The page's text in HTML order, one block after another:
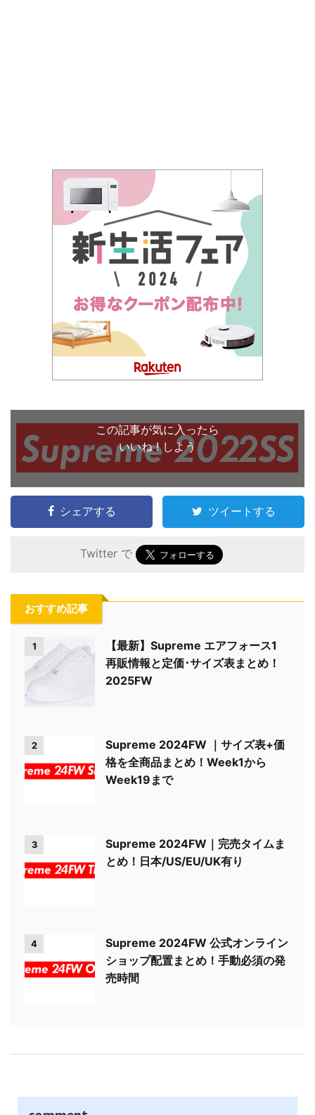
この記事が気に入ったら
いいね ! しよう
シェアする ツイートする
Twitter で
おすすめ記事
1
【最新】Supreme エアフォース1
再販情報と定価･サイズ表まとめ！
2025FW
2
Supreme 2024FW ｜サイズ表+価
格を全商品まとめ！Week1から
Week19まで
3
Supreme 2024FW｜完売タイムま
とめ！日本/US/EU/UK有り
4
Supreme 2024FW 公式オンライン
ショップ配置まとめ！手動必須の発
売時間